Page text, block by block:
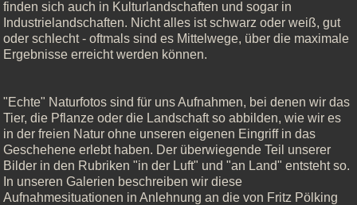
finden sich auch in Kulturlandschaften und sogar in
Industrielandschaften. Nicht alles ist schwarz oder weiß, gut
oder schlecht - oftmals sind es Mittelwege, über die maximale
Ergebnisse erreicht werden können.
"Echte" Naturfotos sind für uns Aufnahmen, bei denen wir das
Tier, die Pflanze oder die Landschaft so abbilden, wie wir es
in der freien Natur ohne unseren eigenen Eingriff in das
Geschehene erlebt haben. Der überwiegende Teil unserer
Bilder in den Rubriken "in der Luft" und "an Land" entsteht so.
In unseren Galerien beschreiben wir diese
Aufnahmesituationen in Anlehnung an die von Fritz Pölking